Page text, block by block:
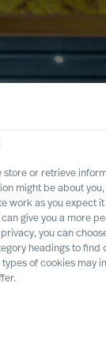
store or retrieve
might be about
work as you expect
give you a more
you can
headings to find
of cookies may